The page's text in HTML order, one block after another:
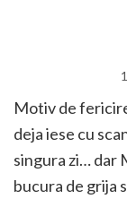
Motiv de
deja iese cu
singura zi… dar
bucura de grija